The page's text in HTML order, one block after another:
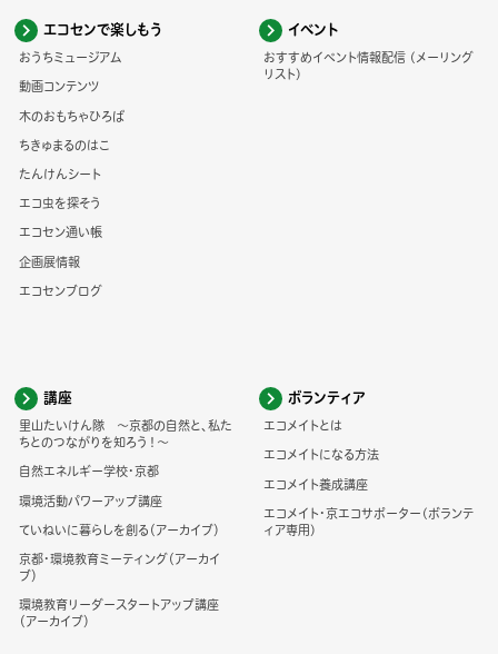
エコセンで楽しもう
おうちミュージアム
動画コンテンツ
木のおもちゃひろば
ちきゅまるのはこ
たんけんシート
エコ虫を探そう
エコセン通い帳
企画展情報
エコセンブログ
イベント
おすすめイベント情報配信 (メーリング
リスト)
講座
里山たいけん隊 ～京都の自然と、私た
ちとのつながりを知ろう！～
自然エネルギー学校・京都
環境活動パワーアップ講座
ていねいに暮らしを創る（アーカイブ）
京都・環境教育ミーティング（アーカイ
ブ）
環境教育リーダースタートアップ講座
（アーカイブ）
ボランティア
エコメイトとは
エコメイトになる方法
エコメイト養成講座
エコメイト・京エコサポーター(ボランテ
ィア専用)